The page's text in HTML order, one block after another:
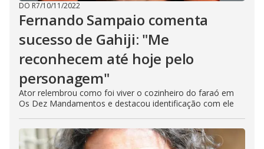
DO R7/10/11/2022
Fernando Sampaio comenta
sucesso de Gahiji: "Me
reconhecem até hoje pelo
personagem"
Ator relembrou como foi viver o cozinheiro do faraó em
Os Dez Mandamentos e destacou identificação com ele